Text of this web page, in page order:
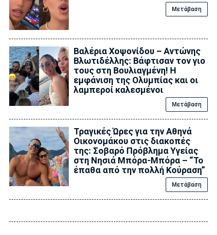
Μετάβαση
Βαλέρια Χοψονίδου – Αντώνης
Βλωτιδέλλης: Βάφτισαν τον γιο
τους στη Βουλιαγμένη! Η
εμφάνιση της Ολυμπίας και οι
λαμπεροί καλεσμένοι
Μετάβαση
Τραγικές Ώρες για την Αθηνά
Οικονομάκου στις διακοπές
της: Σοβαρό Πρόβλημα Υγείας
στη Νησιά Μπόρα-Μπόρα – “Το
έπαθα από την πολλή Κούραση”
Μετάβαση